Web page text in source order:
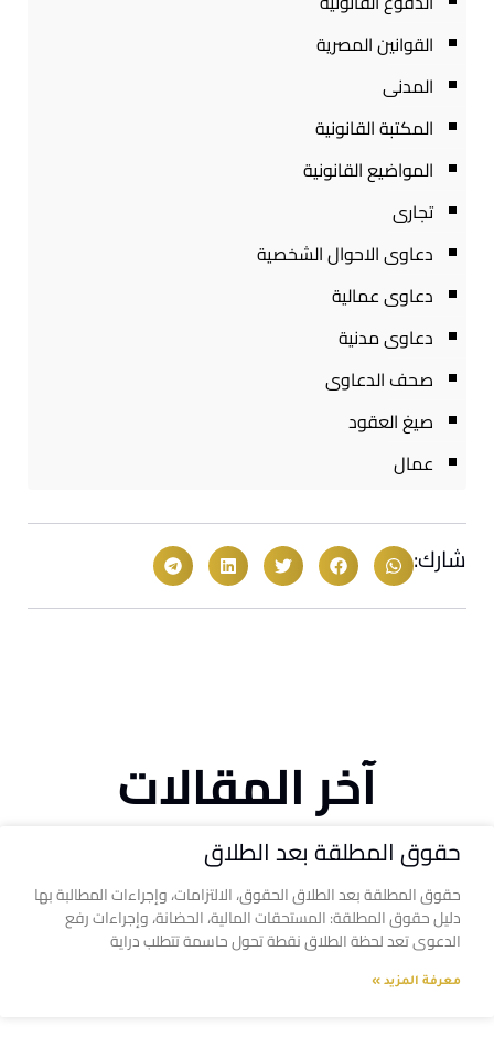
القوانين المصرية
المدنى
المكتبة القانونية
المواضيع القانونية
تجارى
دعاوى الاحوال الشخصية
دعاوى عمالية
دعاوى مدنية
صحف الدعاوى
صيغ العقود
عمال
شارك:
آخر المقالات
حقوق المطلقة بعد الطلاق
حقوق المطلقة بعد الطلاق الحقوق، الالتزامات، وإجراءات المطالبة بها
دليل حقوق المطلقة: المستحقات المالية، الحضانة، وإجراءات رفع
الدعوى تعد لحظة الطلاق نقطة تحول حاسمة تتطلب دراية
معرفة المزيد »